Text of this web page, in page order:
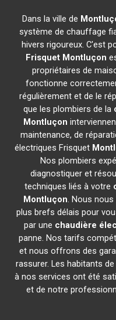
Dans la ville de
système de chauffage
hivers rigoureux. C'est
Frisquet Montluçon
propriétaires de
fonctionne
régulièrement et de le
que les plombiers de la
Montluçon
maintenance, de
électriques Frisquet
Nos plombiers
diagnostiquer et
techniques liés à votre
Montluçon. Nous
plus brefs délais pour
par une chaudière
panne. Nos tarifs
et nous offrons des
rassurer. Les habitants de
à nos services ont été
et de notre